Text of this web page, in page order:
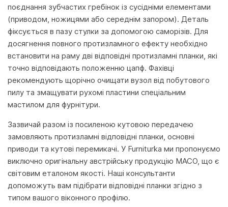
поєднання зубчастих гребінок із сусідніми елементами
(приводом, ножицями або середнім запором). Деталь
фіксується в пазу стулки за допомогою саморізів. Для
досягнення повного протизламного ефекту необхідно
встановити на раму дві відповідні протизламні планки, які
точно відповідають положенню цапф. Фахівці
рекомендують щорічно очищати вузол від побутового
пилу та змащувати рухомі пластини спеціальним
мастилом для фурнітури.
Зазвичай разом із посиленою кутовою передачею
замовляють протизламні відповідні планки, основні
приводи та кутові перемикачі. У Furniturka ми пропонуємо
виключно оригінальну австрійську продукцію MACO, що є
світовим еталоном якості. Наші консультанти
допоможуть вам підібрати відповідні планки згідно з
типом вашого віконного профілю.